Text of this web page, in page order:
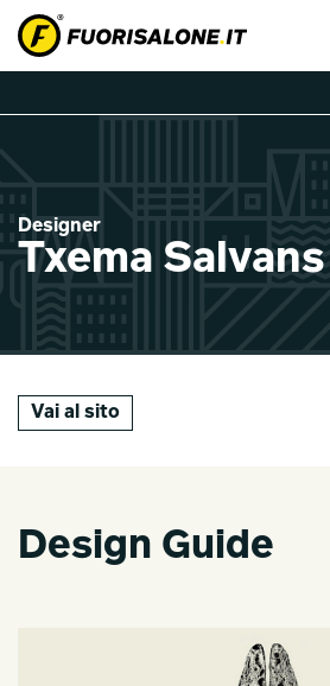
Designer
Txema Salvans
Vai al sito
Design Guide